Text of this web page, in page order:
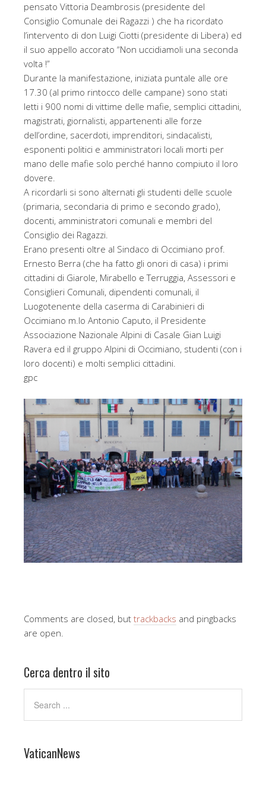
pensato Vittoria Deambrosis (presidente del
Consiglio Comunale dei Ragazzi ) che ha ricordato
l’intervento di don Luigi Ciotti (presidente di Libera) ed
il suo appello accorato “Non uccidiamoli una seconda
volta !”
Durante la manifestazione, iniziata puntale alle ore
17.30 (al primo rintocco delle campane) sono stati
letti i 900 nomi di vittime delle mafie, semplici cittadini,
magistrati, giornalisti, appartenenti alle forze
dell’ordine, sacerdoti, imprenditori, sindacalisti,
esponenti politici e amministratori locali morti per
mano delle mafie solo perché hanno compiuto il loro
dovere.
A ricordarli si sono alternati gli studenti delle scuole
(primaria, secondaria di primo e secondo grado),
docenti, amministratori comunali e membri del
Consiglio dei Ragazzi.
Erano presenti oltre al Sindaco di Occimiano prof.
Ernesto Berra (che ha fatto gli onori di casa) i primi
cittadini di Giarole, Mirabello e Terruggia, Assessori e
Consiglieri Comunali, dipendenti comunali, il
Luogotenente della caserma di Carabinieri di
Occimiano m.lo Antonio Caputo, il Presidente
Associazione Nazionale Alpini di Casale Gian Luigi
Ravera ed il gruppo Alpini di Occimiano, studenti (con i
loro docenti) e molti semplici cittadini.
gpc
Comments are closed, but trackbacks and pingbacks
are open.
Cerca dentro il sito
VaticanNews